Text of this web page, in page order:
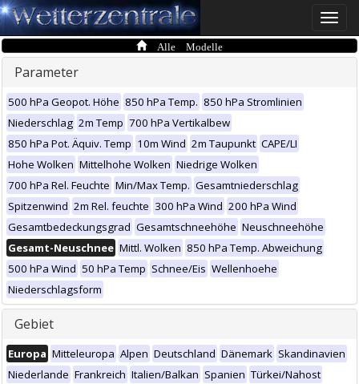
Toggle
Alle Modelle
Parameter
500 hPa Geopot. Höhe 850 hPa Temp. 850 hPa Stromlinien
Niederschlag 2m Temp 700 hPa Vertikalbew
850 hPa Pot. Äquiv. Temp 10m Wind 2m Taupunkt CAPE/LI
Hohe Wolken Mittelhohe Wolken Niedrige Wolken
700 hPa Rel. Feuchte Min/Max Temp. Gesamtniederschlag
Spitzenwind 2m Rel. feuchte 300 hPa Wind 200 hPa Wind
Gesamtbedeckungsgrad Gesamtschneehöhe Neuschneehöhe
Gesamt-Neuschnee Mittl. Wolken 850 hPa Temp. Abweichung
500 hPa Wind 50 hPa Temp Schnee/Eis Wellenhoehe
Niederschlagsform
Gebiet
Europa Mitteleuropa Alpen Deutschland Dänemark Skandinavien
Niederlande Frankreich Italien/Balkan Spanien Türkei/Nahost